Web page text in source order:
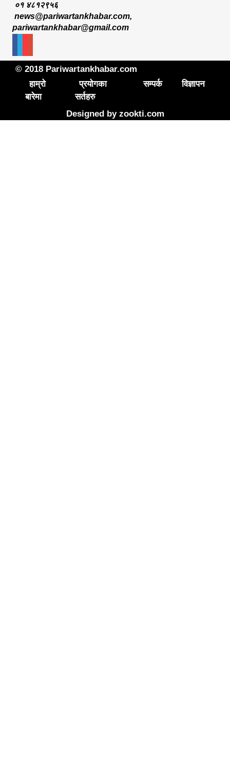
०१ ४८१२९५६
news@pariwartankhabar.com,
pariwartankhabar@gmail.com
© 2018 Pariwartankhabar.com
हाम्रो
बारेमा
प्रयोगका
सर्तहरु
सम्पर्क विज्ञापन
Designed by zookti.com